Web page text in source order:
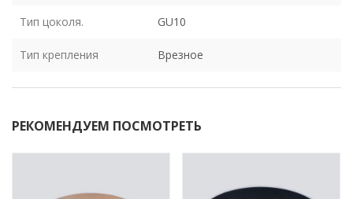
Тип цоколя. GU10
Тип крепления Врезное
РЕКОМЕНДУЕМ ПОСМОТРЕТЬ